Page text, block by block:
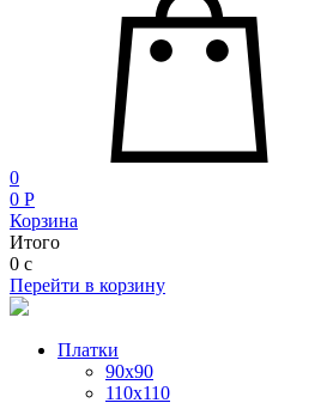
0
0 P
Корзина
Итого
0 c
Перейти в корзину
Платки
90x90
110x110